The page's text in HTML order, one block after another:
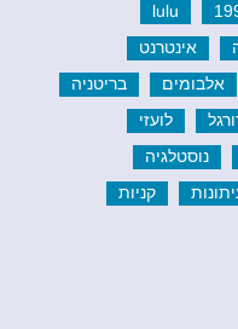
lulu
אינטרנט
אלבומים
בריטניה
לועזי
נוסטלגיה
קניות